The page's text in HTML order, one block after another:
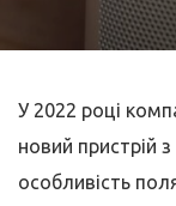
У 2022 році
новий пристрій
особливість